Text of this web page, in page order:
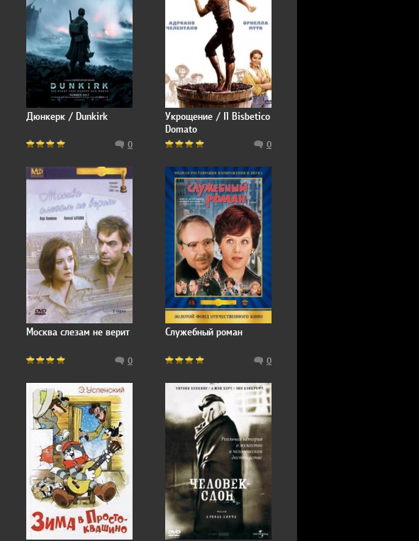
Дюнкерк / Dunkirk
0
Укрощение / Il Bisbetico
Domato
0
Москва слезам не верит
0
Служебный роман
0